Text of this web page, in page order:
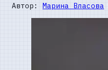
Автор: Марина Власова